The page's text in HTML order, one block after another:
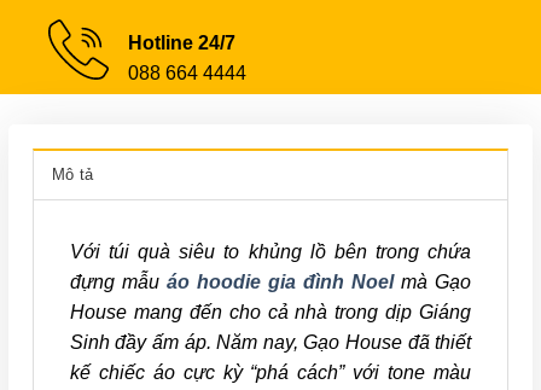
Hotline 24/7
088 664 4444
Mô tả
Với túi quà siêu to khủng lồ bên trong chứa
đựng mẫuáo hoodie gia đình Noelmà Gạo
House mang đến cho cả nhà trong dịp Giáng
Sinh đầy ấm áp. Năm nay, Gạo House đã thiết
kế chiếc áo cực kỳ “phá cách” với tone màu